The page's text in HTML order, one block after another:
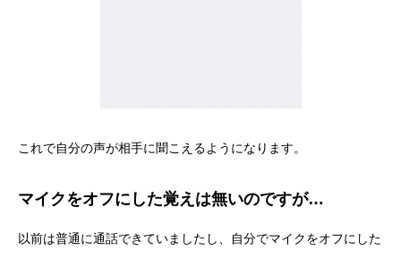
これで自分の声が相手に聞こえるようになります。
マイクをオフにした覚えは無いのですが…
以前は普通に通話できていましたし、自分でマイクをオフにした